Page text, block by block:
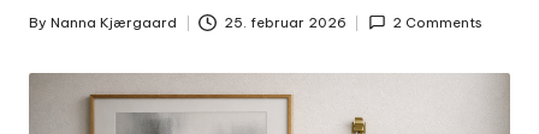
Posted
By Nanna Kjærgaard 25. februar 2026 2 Comments